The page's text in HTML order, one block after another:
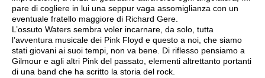
pare di cogliere in lui una seppur vaga assomiglianza con un
eventuale fratello maggiore di Richard Gere.
L’ossuto Waters sembra voler incarnare, da solo, tutta
l’avventura musicale dei Pink Floyd e questo a noi, che siamo
stati giovani ai suoi tempi, non va bene. Di riflesso pensiamo a
Gilmour e agli altri Pink del passato, elementi altrettanto portanti
di una band che ha scritto la storia del rock.